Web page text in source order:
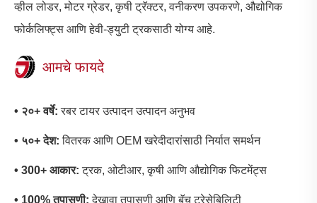
व्हील लोडर, मोटर ग्रेडर, कृषी ट्रॅक्टर, वनीकरण उपकरणे, औद्योगिक
फोर्कलिफ्ट्स आणि हेवी-ड्युटी ट्रकसाठी योग्य आहे.
आमचे फायदे
• २०+ वर्षे: रबर टायर उत्पादन उत्पादन अनुभव
• ५०+ देश: वितरक आणि OEM खरेदीदारांसाठी निर्यात समर्थन
• 300+ आकार: ट्रक, ओटीआर, कृषी आणि औद्योगिक फिटमेंट्स
• 100% तपासणी: देखावा तपासणी आणि बॅच ट्रेसेबिलिटी